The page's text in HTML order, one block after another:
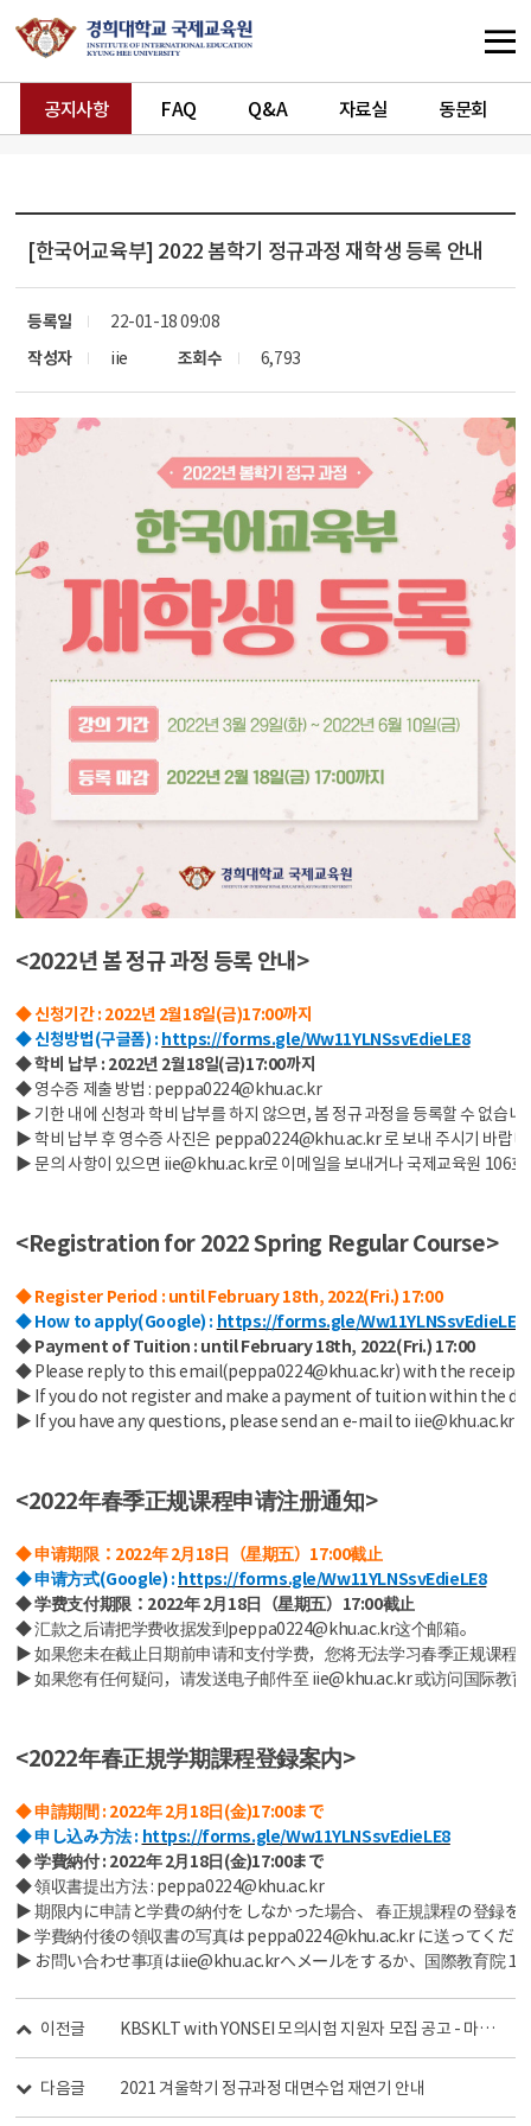
공지사항 FAQ Q&A 자료실 동문회
[한국어교육부] 2022 봄학기 정규과정 재학생 등록 안내
등록일
22-01-18 09:08
작성자
iie 조회수 6,793
<2022년 봄 정규 과정 등록 안내>
◆ 신청기간 : 2022년 2월18일(금)17:00까지
◆ 신청방법(구글폼) : https://forms.gle/Ww11YLNSsvEdieLE8
◆ 학비 납부 : 2022년 2월18일(금)17:00까지
◆ 영수증 제출 방법 : peppa0224@khu.ac.kr
▶ 기한 내에 신청과 학비 납부를 하지 않으면, 봄 정규 과정을 등록할 수 없습니
▶ 학비 납부 후 영수증 사진은 peppa0224@khu.ac.kr 로 보내 주시기 바랍
▶ 문의 사항이 있으면 iie@khu.ac.kr로 이메일을 보내거나 국제교육원 106호
<Registration for 2022 Spring Regular Course>
◆ Register Period : until February 18th, 2022(Fri.) 17:00
◆ How to apply(Google) : https://forms.gle/Ww11YLNSsvEdieLE8
◆ Payment of Tuition : until February 18th, 2022(Fri.) 17:00
◆ Please reply to this email(peppa0224@khu.ac.kr) with the receipt
▶ If you do not register and make a payment of tuition within the
▶ If you have any questions, please send an e-mail to iie@khu.ac.kr
<2022年春季正规课程申请注册通知>
◆ 申请期限：2022年 2月18日（星期五）17:00截止
◆ 申请方式(Google) : https://forms.gle/Ww11YLNSsvEdieLE8
◆ 学费支付期限：2022年 2月18日（星期五）17:00截止
◆ 汇款之后请把学费收据发到peppa0224@khu.ac.kr这个邮箱。
▶ 如果您未在截止日期前申请和支付学费，您将无法学习春季正规课程.
▶ 如果您有任何疑问，请发送电子邮件至 iie@khu.ac.kr 或访问国际教
<2022年春正規学期課程登録案内>
◆ 申請期間 : 2022年 2月18日(金)17:00まで
◆ 申し込み方法 : https://forms.gle/Ww11YLNSsvEdieLE8
◆ 学費納付 : 2022年 2月18日(金)17:00まで
◆ 領収書提出方法 : peppa0224@khu.ac.kr
▶ 期限内に申請と学費の納付をしなかった場合、 春正規課程の登録を
▶ 学費納付後の領収書の写真は peppa0224@khu.ac.kr に送ってくだ
▶ お問い合わせ事項はiie@khu.ac.krへメールをするか、国際教育院１
이전글 KBSKLT with YONSEI 모의시험 지원자 모집 공고 - 마감 완료
다음글 2021 겨울학기 정규과정 대면수업 재연기 안내